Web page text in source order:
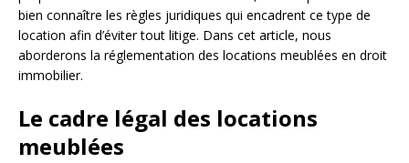
bien connaître les règles juridiques qui encadrent ce type de
location afin d’éviter tout litige. Dans cet article, nous
aborderons la réglementation des locations meublées en droit
immobilier.
Le cadre légal des locations
meublées